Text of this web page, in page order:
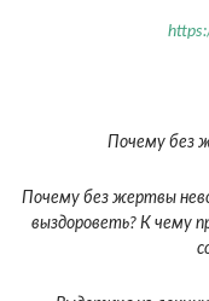
Почему без
Почему без жертвы
выздороветь? К чему